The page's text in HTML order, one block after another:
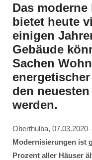
Das
bietet heute
einigen
Gebäude
Sachen
den
werden.
Oberthulba, 07.03.2020
Modernisierungen ist
Prozent aller Häuser